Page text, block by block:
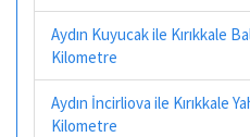
Aydın Kuyucak ile Kırıkkale
Kilometre
Aydın İncirliova ile Kırıkkale
Kilometre